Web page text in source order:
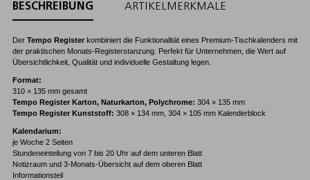
BESCHREIBUNG ARTIKELMERKMALE
Der Tempo Register kombiniert die Funktionalität eines Premium-Tischkalenders mit
der praktischen Monats-Registerstanzung. Perfekt für Unternehmen, die Wert auf
Übersichtlichkeit, Qualität und individuelle Gestaltung legen.
Format:
310 × 135 mm gesamt
Tempo Register Karton, Naturkarton, Polychrome: 304 × 135 mm
Tempo Register Kunststoff: 308 × 134 mm, 304 × 105 mm Kalenderblock
Kalendarium:
je Woche 2 Seiten
Stundeneinteilung von 7 bis 20 Uhr auf dem unteren Blatt
Notizraum und 3-Monats-Übersicht auf dem oberen Blatt
Informationsteil